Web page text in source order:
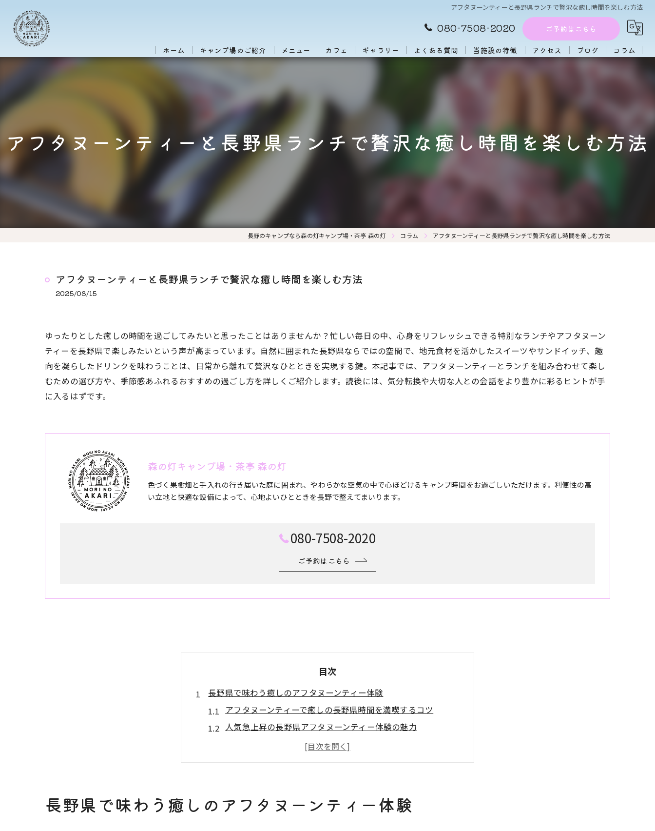
アフタヌーンティーと長野県ランチで贅沢な癒し時間を楽しむ方法
080-7508-2020 ご予約はこちら
ホーム キャンプ場のご紹介 メニュー カフェ ギャラリー よくある質問 当施設の特徴
大人数
アクセス ブログ コラム
アフタヌーンティーと長野県ランチで贅沢な癒し時間を楽しむ方法
長野のキャンプなら森の灯キャンプ場・茶亭 森の灯 コラム アフタヌーンティーと長野県ランチで贅沢な癒し時間を楽しむ方法
アフタヌーンティーと長野県ランチで贅沢な癒し時間を楽しむ方法
2025/08/15
ゆったりとした癒しの時間を過ごしてみたいと思ったことはありませんか？忙しい毎日の中、心身をリフレッシュできる特別なランチやアフタヌーン
ティーを長野県で楽しみたいという声が高まっています。自然に囲まれた長野県ならではの空間で、地元食材を活かしたスイーツやサンドイッチ、趣
向を凝らしたドリンクを味わうことは、日常から離れて贅沢なひとときを実現する鍵。本記事では、アフタヌーンティーとランチを組み合わせて楽し
むための選び方や、季節感あふれるおすすめの過ごし方を詳しくご紹介します。読後には、気分転換や大切な人との会話をより豊かに彩るヒントが手
に入るはずです。
森の灯キャンプ場・茶亭 森の灯
色づく果樹畑と手入れの行き届いた庭に囲まれ、やわらかな空気の中で心ほどけるキャンプ時間をお過ごしいただけます。利便性の高
い立地と快適な設備によって、心地よいひとときを長野で整えてまいります。
080-7508-2020
ご予約はこちら
目次
長野県で味わう癒しのアフタヌーンティー体験
アフタヌーンティーで癒しの長野県時間を満喫するコツ
人気急上昇の長野県アフタヌーンティー体験の魅力
長野県でアフタヌーンティーが人気の理由とは何か
リラックスできる長野アフタヌーンティーの過ごし方
アフタヌーンティーが長野で愛される秘密を探る
季節感あふれるランチとアフタヌーンティーの楽しみ方
長野県で味わう癒しのアフタヌーンティー体験